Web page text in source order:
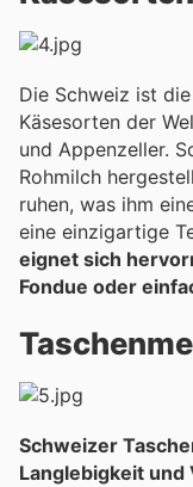
Die Schweiz ist
Käsesorten der
und Appenzeller.
Rohmilch
ruhen, was ihm
eine einzigartige
eignet sich
Fondue oder
Schweizer
Langlebigkeit